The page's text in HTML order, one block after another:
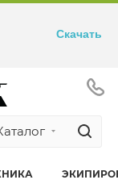
Скачать